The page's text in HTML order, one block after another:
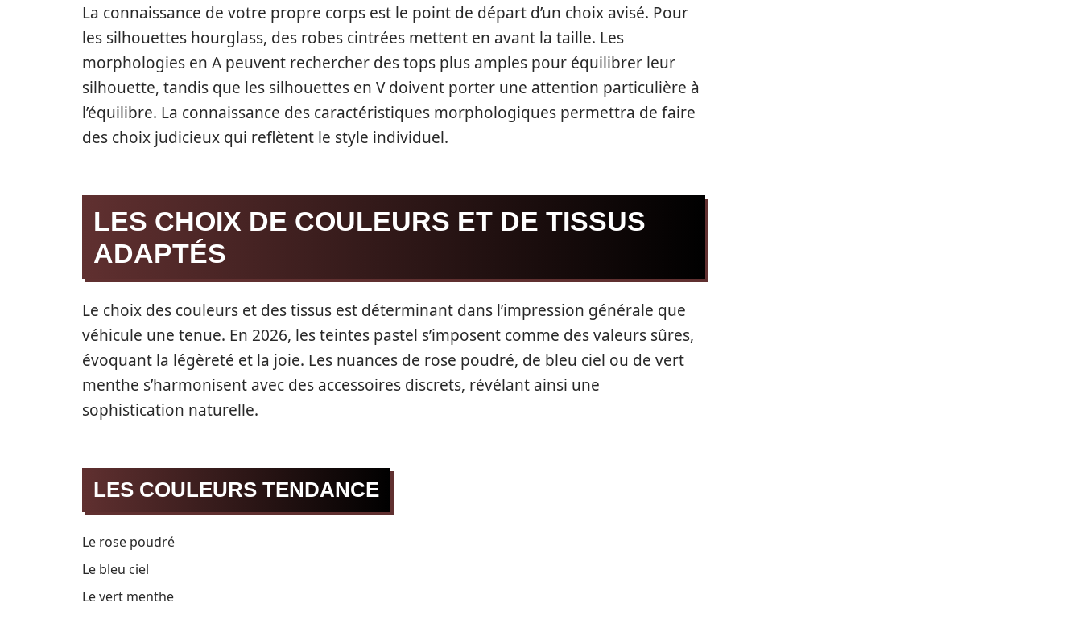
La connaissance de votre propre corps est le point de départ d’un choix avisé. Pour
les silhouettes hourglass, des robes cintrées mettent en avant la taille. Les
morphologies en A peuvent rechercher des tops plus amples pour équilibrer leur
silhouette, tandis que les silhouettes en V doivent porter une attention particulière à
l’équilibre. La connaissance des caractéristiques morphologiques permettra de faire
des choix judicieux qui reflètent le style individuel.
LES CHOIX DE COULEURS ET DE TISSUS
ADAPTÉS
Le choix des couleurs et des tissus est déterminant dans l’impression générale que
véhicule une tenue. En 2026, les teintes pastel s’imposent comme des valeurs sûres,
évoquant la légèreté et la joie. Les nuances de rose poudré, de bleu ciel ou de vert
menthe s’harmonisent avec des accessoires discrets, révélant ainsi une
sophistication naturelle.
LES COULEURS TENDANCE
Le rose poudré
Le bleu ciel
Le vert menthe